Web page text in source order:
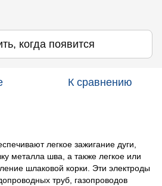
когда появится
К сравнению
легкое зажигание дуги,
металла шва, а также легкое или
шлаковой корки. Эти электроды
труб, газопроводов